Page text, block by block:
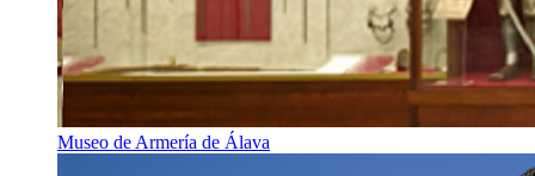
Museo de Armería de Álava